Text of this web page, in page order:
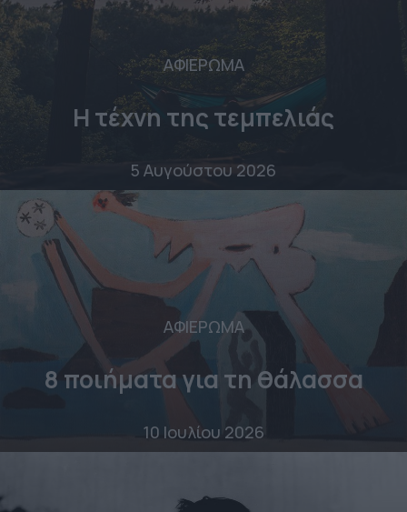
ΑΦΙΕΡΩΜΑ
Η τέχνη της τεμπελιάς
5 Αυγούστου 2026
ΑΦΙΕΡΩΜΑ
8 ποιήματα για τη θάλασσα
10 Ιουλίου 2026